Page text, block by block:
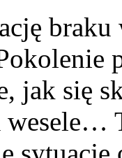
jak się